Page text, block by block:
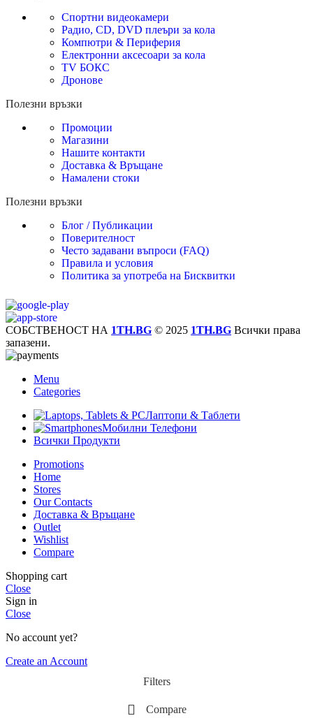
Спортни видеокамери
Радио, CD, DVD плеъри за кола
Компютри & Периферия
Електронни аксесоари за кола
TV БОКС
Дронове
Полезни връзки
Промоции
Магазини
Нашите контакти
Доставка & Връщане
Намалени стоки
Полезни връзки
Блог / Публикации
Поверителност
Често задавани въпроси (FAQ)
Правила и условия
Политика за употреба на Бисквитки
СОБСТВЕНОСТ НА 1TH.BG © 2025 1TH.BG Всички права
запазени.
Menu
Categories
Лаптопи & Таблети
Мобилни Телефони
Всички Продукти
Promotions
Home
Stores
Our Contacts
Доставка & Връщане
Outlet
Wishlist
Compare
Shopping cart
Close
Sign in
Close
No account yet?
Create an Account
Filters
Compare